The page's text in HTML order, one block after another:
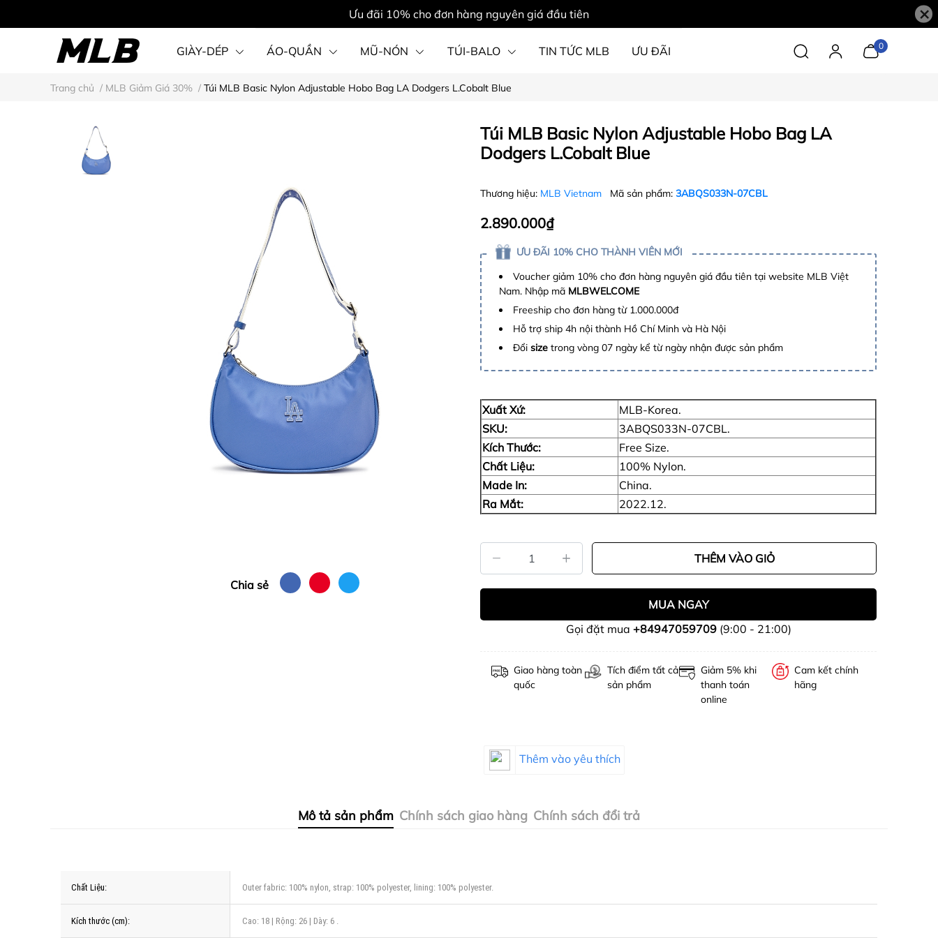
Ưu đãi 10% cho đơn hàng nguyên giá đầu tiên ×
GIÀY-DÉP ÁO-QUẦN MŨ-NÓN TÚI-BALO TIN TỨC MLB ƯU ĐÃI
STEAL KARINA STYLE
0
Trang chủ / MLB Giảm Giá 30% / Túi MLB Basic Nylon Adjustable Hobo Bag LA Dodgers L.Cobalt Blue
Chia sẻ
Túi MLB Basic Nylon Adjustable Hobo Bag LA
Dodgers L.Cobalt Blue
Thương hiệu: MLB Vietnam Mã sản phẩm: 3ABQS033N-07CBL
2.890.000₫
ƯU ĐÃI 10% CHO THÀNH VIÊN MỚI
Voucher giảm 10% cho đơn hàng nguyên giá đầu tiên tại website MLB Việt
Nam. Nhập mã MLBWELCOME
Freeship cho đơn hàng từ 1.000.000đ
Hỗ trợ ship 4h nội thành Hồ Chí Minh và Hà Nội
Đổi size trong vòng 07 ngày kể từ ngày nhận được sản phẩm
Xuất Xứ:
MLB-Korea.
SKU:
3ABQS033N-07CBL.
Kích Thước:
Free Size.
Chất Liệu:
100% Nylon.
Made In:
China.
Ra Mắt:
2022.12.
THÊM VÀO GIỎ
MUA NGAY
Gọi đặt mua +84947059709(9:00 - 21:00)
Giao hàng toàn
quốc
Tích điểm tất cả
sản phẩm
Giảm 5% khi
thanh toán
online
Cam kết chính
hãng
Thêm vào yêu thích
Mô tả sản phẩm Chính sách giao hàng Chính sách đổi trả
Chất Liệu: Outer fabric: 100% nylon, strap: 100% polyester, lining: 100% polyester.
Kích thước (cm): Cao: 18 | Rộng: 26 | Dày: 6 .